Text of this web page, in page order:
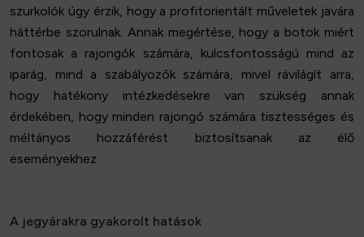
szurkolók úgy érzik, hogy a profitorientált műveletek javára
háttérbe szorulnak. Annak megértése, hogy a botok miért
fontosak a rajongók számára, kulcsfontosságú mind az
iparág, mind a szabályozók számára, mivel rávilágít arra,
hogy hatékony intézkedésekre van szükség annak
érdekében, hogy minden rajongó számára tisztességes és
méltányos hozzáférést biztosítsanak az élő
eseményekhez.
A jegyárakra gyakorolt hatások